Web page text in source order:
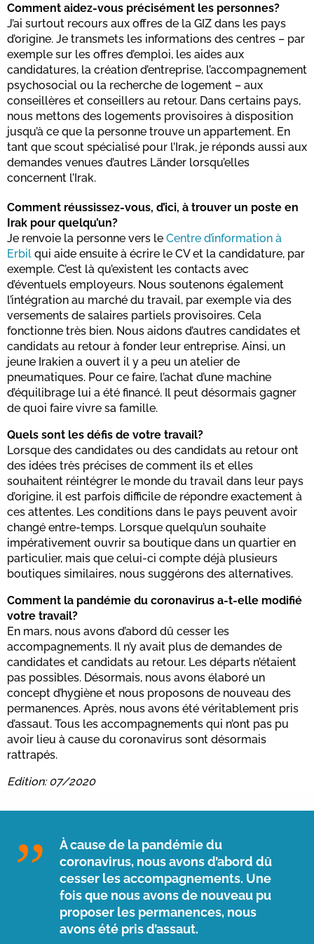
Comment aidez-vous précisément les personnes?
J’ai surtout recours aux offres de la GIZ dans les pays
d’origine. Je transmets les informations des centres – par
exemple sur les offres d’emploi, les aides aux
candidatures, la création d’entreprise, l’accompagnement
psychosocial ou la recherche de logement – aux
conseillères et conseillers au retour. Dans certains pays,
nous mettons des logements provisoires à disposition
jusqu’à ce que la personne trouve un appartement. En
tant que scout spécialisé pour l’Irak, je réponds aussi aux
demandes venues d’autres Länder lorsqu’elles
concernent l’Irak.
Comment réussissez-vous, d’ici, à trouver un poste en
Irak pour quelqu’un?
Je renvoie la personne vers le Centre d’information à
Erbil qui aide ensuite à écrire le CV et la candidature, par
exemple. C’est là qu’existent les contacts avec
d’éventuels employeurs. Nous soutenons également
l’intégration au marché du travail, par exemple via des
versements de salaires partiels provisoires. Cela
fonctionne très bien. Nous aidons d’autres candidates et
candidats au retour à fonder leur entreprise. Ainsi, un
jeune Irakien a ouvert il y a peu un atelier de
pneumatiques. Pour ce faire, l’achat d’une machine
d’équilibrage lui a été financé. Il peut désormais gagner
de quoi faire vivre sa famille.
Quels sont les défis de votre travail?
Lorsque des candidates ou des candidats au retour ont
des idées très précises de comment ils et elles
souhaitent réintégrer le monde du travail dans leur pays
d’origine, il est parfois difficile de répondre exactement à
ces attentes. Les conditions dans le pays peuvent avoir
changé entre-temps. Lorsque quelqu’un souhaite
impérativement ouvrir sa boutique dans un quartier en
particulier, mais que celui-ci compte déjà plusieurs
boutiques similaires, nous suggérons des alternatives.
Comment la pandémie du coronavirus a-t-elle modifié
votre travail?
En mars, nous avons d’abord dû cesser les
accompagnements. Il n’y avait plus de demandes de
candidates et candidats au retour. Les départs n’étaient
pas possibles. Désormais, nous avons élaboré un
concept d’hygiène et nous proposons de nouveau des
permanences. Après, nous avons été véritablement pris
d’assaut. Tous les accompagnements qui n’ont pas pu
avoir lieu à cause du coronavirus sont désormais
rattrapés.
Edition: 07/2020
À cause de la pandémie du
coronavirus, nous avons d’abord dû
cesser les accompagnements. Une
fois que nous avons de nouveau pu
proposer les permanences, nous
avons été pris d’assaut.